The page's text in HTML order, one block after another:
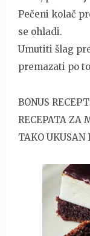
Pečeni kolač
se ohladi.
Umutiti šlag
premazati po
BONUS
RECEPATA ZA
TAKO UKUSAN